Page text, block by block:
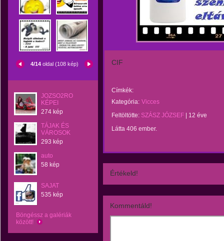
4/14 oldal (108 kép)
JOZSO2RO
KÉPEI
274 kép
TÁJAK ÉS
VÁROSOK
293 kép
auto
58 kép
SAJAT
535 kép
Böngéssz a galériák
között!
CIF
Címkék:
Kategória: Vicces
Feltöltötte: SZÁSZ JÓZSEF
12 éve
Látta 406 ember.
Értékeld!
Kommentáld!